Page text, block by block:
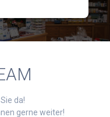
da!
gerne weiter!